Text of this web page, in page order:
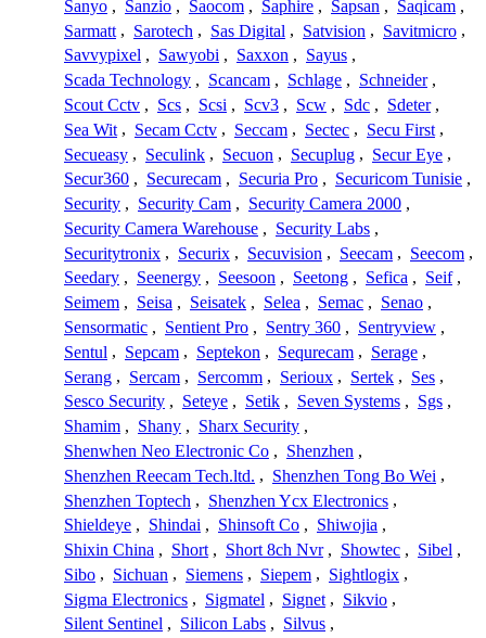
Sanyo , Sanzio , Saocom , Saphire , Sapsan , Saqicam ,
Sarmatt , Sarotech , Sas Digital , Satvision , Savitmicro ,
Savvypixel , Sawyobi , Saxxon , Sayus ,
Scada Technology , Scancam , Schlage , Schneider ,
Scout Cctv , Scs , Scsi , Scv3 , Scw , Sdc , Sdeter ,
Sea Wit , Secam Cctv , Seccam , Sectec , Secu First ,
Secueasy , Seculink , Secuon , Secuplug , Secur Eye ,
Secur360 , Securecam , Securia Pro , Securicom Tunisie ,
Security , Security Cam , Security Camera 2000 ,
Security Camera Warehouse , Security Labs ,
Securitytronix , Securix , Secuvision , Seecam , Seecom ,
Seedary , Seenergy , Seesoon , Seetong , Sefica , Seif ,
Seimem , Seisa , Seisatek , Selea , Semac , Senao ,
Sensormatic , Sentient Pro , Sentry 360 , Sentryview ,
Sentul , Sepcam , Septekon , Sequrecam , Serage ,
Serang , Sercam , Sercomm , Serioux , Sertek , Ses ,
Sesco Security , Seteye , Setik , Seven Systems , Sgs ,
Shamim , Shany , Sharx Security ,
Shenwhen Neo Electronic Co , Shenzhen ,
Shenzhen Reecam Tech.ltd. , Shenzhen Tong Bo Wei ,
Shenzhen Toptech , Shenzhen Ycx Electronics ,
Shieldeye , Shindai , Shinsoft Co , Shiwojia ,
Shixin China , Short , Short 8ch Nvr , Showtec , Sibel ,
Sibo , Sichuan , Siemens , Siepem , Sightlogix ,
Sigma Electronics , Sigmatel , Signet , Sikvio ,
Silent Sentinel , Silicon Labs , Silvus ,